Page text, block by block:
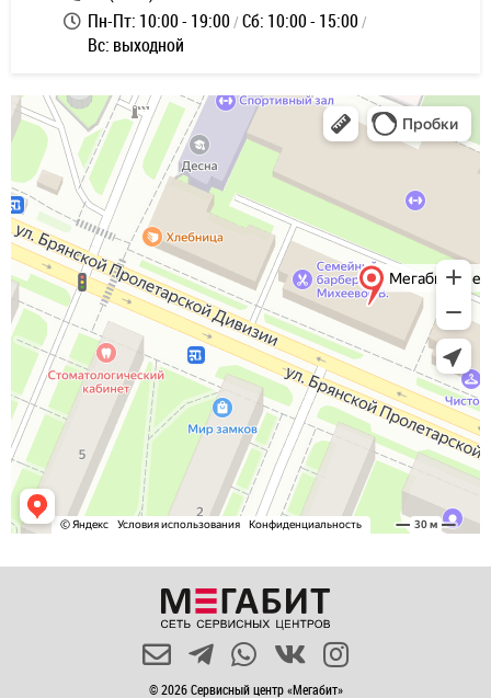
Пн-Пт: 10:00 - 19:00 Сб: 10:00 - 15:00
Вс: выходной
© 2026 Сервисный центр «Мегабит»